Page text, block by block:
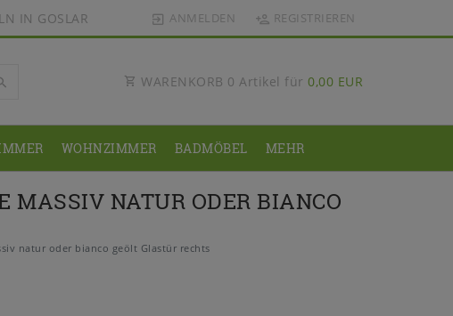
IN GOSLAR ANMELDEN REGISTRIEREN
WARENKORB 0 Artikel für 0,00 EUR
WOHNZIMMER BADMÖBEL MEHR
MASSIV NATUR ODER BIANCO
natur oder bianco geölt Glastür rechts